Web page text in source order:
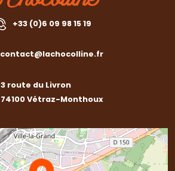
+33 (0)6 09 98 15 19
contact@lachocolline.fr
3 route du Livron
74100 Vétraz-Monthoux